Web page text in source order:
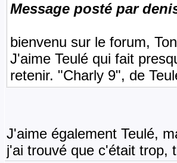
Message posté par
bienvenu sur le forum,
J'aime Teulé qui fait
retenir. "Charly 9", de
J'aime également Teulé,
j'ai trouvé que c'était trop,